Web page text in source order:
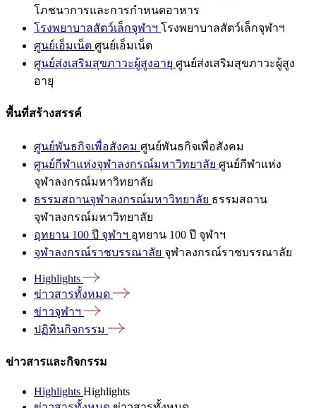
โภชนาการและการกำหนดอาหาร
โรงพยาบาลสัตว์เล็กจุฬาฯ โรงพยาบาลสัตว์เล็กจุฬาฯ
ศูนย์เอ็มเน็ต ศูนย์เอ็มเน็ต
ศูนย์ส่งเสริมสุขภาวะผู้สูงอายุ ศูนย์ส่งเสริมสุขภาวะผู้สูง
อายุ
พื้นที่สร้างสรรค์
ศูนย์พันธกิจเพื่อสังคม ศูนย์พันธกิจเพื่อสังคม
ศูนย์กีฬาแห่งจุฬาลงกรณ์มหาวิทยาลัย ศูนย์กีฬาแห่ง
จุฬาลงกรณ์มหาวิทยาลัย
ธรรมสถานจุฬาลงกรณ์มหาวิทยาลัย ธรรมสถาน
จุฬาลงกรณ์มหาวิทยาลัย
อุทยาน 100 ปี จุฬาฯ อุทยาน 100 ปี จุฬาฯ
จุฬาลงกรณ์ราชบรรณาลัย จุฬาลงกรณ์ราชบรรณาลัย
Highlights
ข่าวสารทั้งหมด
ข่าวจุฬาฯ
ปฏิทินกิจกรรม
ข่าวสารและกิจกรรม
Highlights Highlights